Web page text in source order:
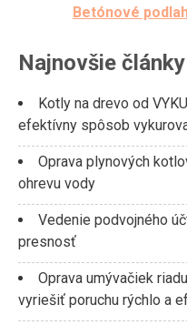
Betónové
Najnovšie články
Kotly na drevo od
efektívny spôsob
Oprava plynových
ohrevu vody
Vedenie podvojného
presnosť
Oprava umývačiek
vyriešiť poruchu rýchlo a